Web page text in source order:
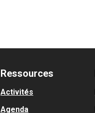
Ressources
Activités
Agenda